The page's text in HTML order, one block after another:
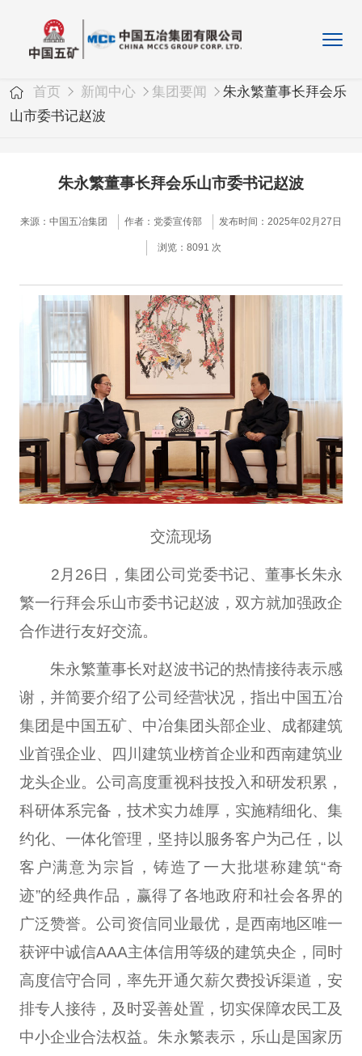
首页 新闻中心 集团要闻
朱永繁董事长拜会乐
山市委书记赵波
朱永繁董事长拜会乐山市委书记赵波
来源：中国五冶集团 作者：党委宣传部 发布时间：2025年02月27日
浏览：8091 次
交流现场
2月26日，集团公司党委书记、董事长朱永
繁一行拜会乐山市委书记赵波，双方就加强政企
合作进行友好交流。
朱永繁董事长对赵波书记的热情接待表示感
谢，并简要介绍了公司经营状况，指出中国五冶
集团是中国五矿、中冶集团头部企业、成都建筑
业首强企业、四川建筑业榜首企业和西南建筑业
龙头企业。公司高度重视科技投入和研发积累，
科研体系完备，技术实力雄厚，实施精细化、集
约化、一体化管理，坚持以服务客户为己任，以
客户满意为宗旨，铸造了一大批堪称建筑“奇
迹”的经典作品，赢得了各地政府和社会各界的
广泛赞誉。公司资信同业最优，是西南地区唯一
获评中诚信AAA主体信用等级的建筑央企，同时
高度信守合同，率先开通欠薪欠费投诉渠道，安
排专人接待，及时妥善处置，切实保障农民工及
中小企业合法权益。朱永繁表示，乐山是国家历